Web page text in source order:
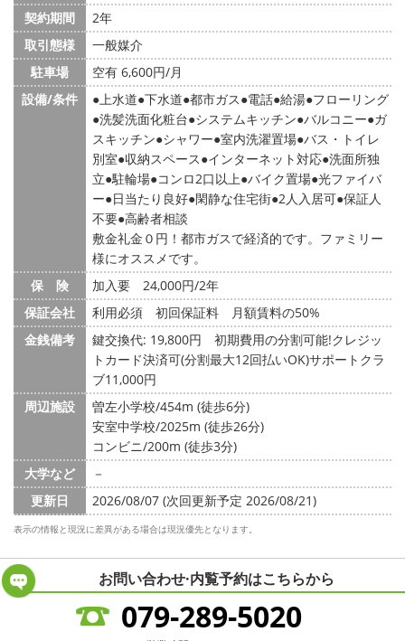
契約期間
2年
取引態様
一般媒介
駐車場
空有 6,600円/月
設備/条件
上水道 下水道 都市ガス 電話 給湯 フローリング
洗髪洗面化粧台 システムキッチン バルコニー ガ
スキッチン シャワー 室内洗濯置場 バス・トイレ
別室 収納スペース インターネット対応 洗面所独
立 駐輪場 コンロ2口以上 バイク置場 光ファイバ
ー 日当たり良好 閑静な住宅街 2人入居可 保証人
不要 高齢者相談
敷金礼金０円！都市ガスで経済的です。ファミリー
様にオススメです。
保 険
加入要 24,000円/2年
保証会社
利用必須 初回保証料 月額賃料の50%
金銭備考
鍵交換代: 19,800円
初期費用の分割可能!クレジッ
トカード決済可(分割最大12回払いOK)サポートクラ
ブ11,000円
周辺施設
曽左小学校/454m (徒歩6分)
安室中学校/2025m (徒歩26分)
コンビニ/200m (徒歩3分)
大学など
－
更新日
2026/08/07 (次回更新予定 2026/08/21)
表示の情報と現況に差異がある場合は現況優先となります。
お問い合わせ·内覧予約はこちらから
079-289-5020